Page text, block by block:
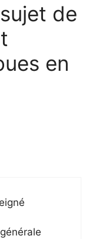
de
en